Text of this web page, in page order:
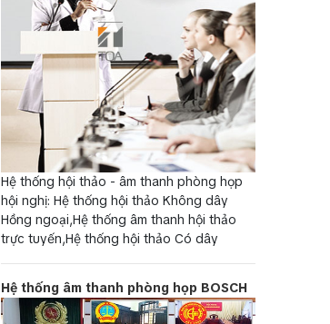
Hệ thống hội thảo - âm thanh phòng họp
hội nghị: Hệ thống hội thảo Không dây
Hồng ngoại,Hệ thống âm thanh hội thảo
trực tuyến,Hệ thống hội thảo Có dây
Hệ thống âm thanh phòng họp BOSCH